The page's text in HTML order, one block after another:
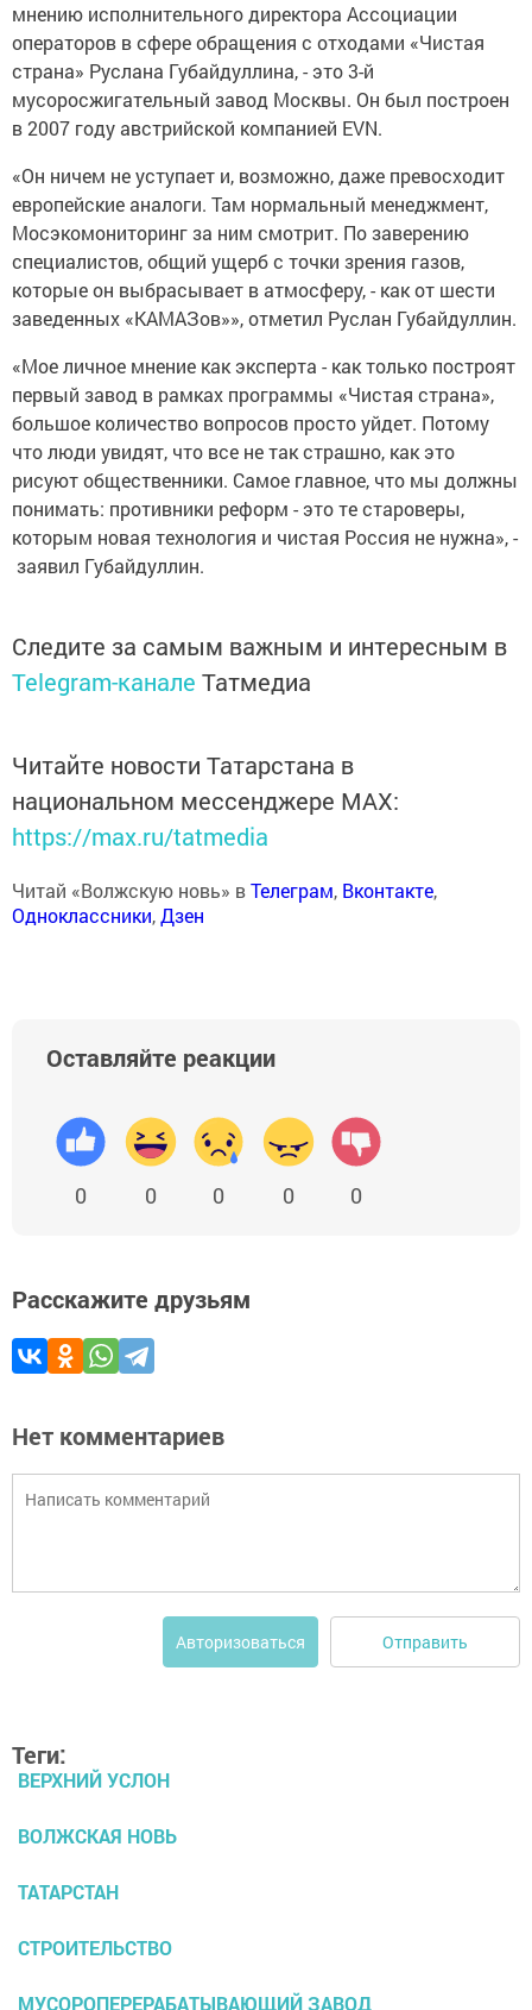
мнению исполнительного директора Ассоциации
операторов в сфере обращения с отходами «Чистая
страна» Руслана Губайдуллина, - это 3-й
мусоросжигательный завод Москвы. Он был построен
в 2007 году австрийской компанией EVN.
«Он ничем не уступает и, возможно, даже превосходит
европейские аналоги. Там нормальный менеджмент,
Мосэкомониторинг за ним смотрит. По заверению
специалистов, общий ущерб с точки зрения газов,
которые он выбрасывает в атмосферу, - как от шести
заведенных «КАМАЗов»», отметил Руслан Губайдуллин.
«Мое личное мнение как эксперта - как только построят
первый завод в рамках программы «Чистая страна»,
большое количество вопросов просто уйдет. Потому
что люди увидят, что все не так страшно, как это
рисуют общественники. Самое главное, что мы должны
понимать: противники реформ - это те староверы,
которым новая технология и чистая Россия не нужна», -
заявил Губайдуллин.
Следите за самым важным и интересным в
Telegram-канале Татмедиа
Читайте новости Татарстана в
национальном мессенджере MАХ:
https://max.ru/tatmedia
Читай «Волжскую новь» вТелеграм, Вконтакте,
Одноклассники,Дзен
Оставляйте реакции
0 0 0 0 0
Расскажите друзьям
Нет комментариев
Авторизоваться Отправить
Теги:
ВЕРХНИЙ УСЛОН
ВОЛЖСКАЯ НОВЬ
ТАТАРСТАН
СТРОИТЕЛЬСТВО
МУСОРОПЕРЕРАБАТЫВАЮЩИЙ ЗАВОД